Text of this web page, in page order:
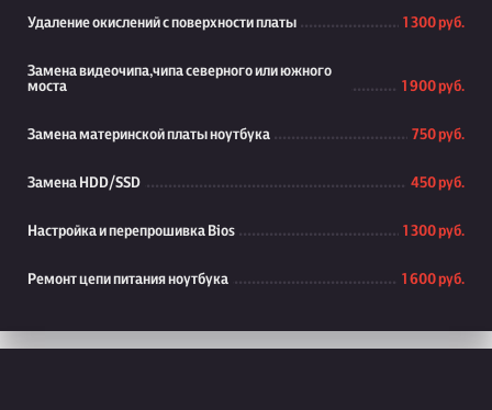
Удаление окислений с поверхности платы 1 300 руб.
Замена видеочипа,чипа северного или южного
моста
1 900 руб.
Замена материнской платы ноутбука 750 руб.
Замена HDD/SSD 450 руб.
Настройка и перепрошивка Bios 1 300 руб.
Ремонт цепи питания ноутбука 1 600 руб.